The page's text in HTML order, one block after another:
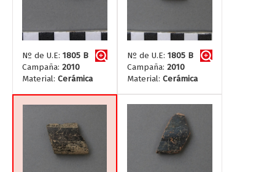
Nº de U.E: 1805 B
Campaña: 2010
Material: Cerámica
Nº de U.E: 1805 B
Campaña: 2010
Material: Cerámica